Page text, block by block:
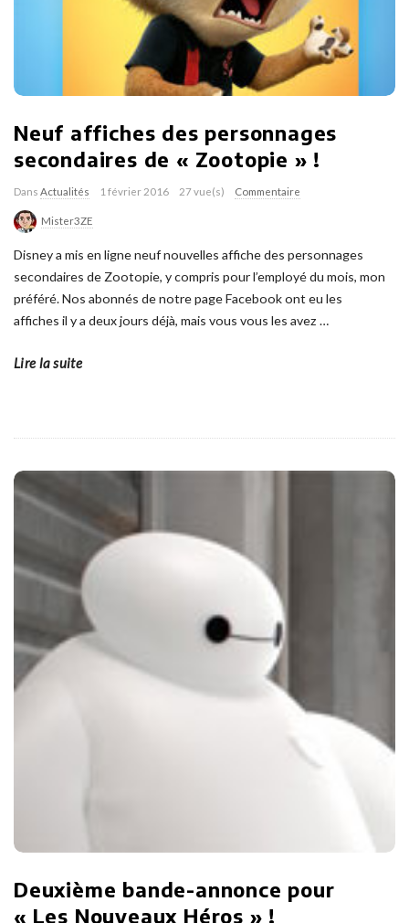
Neuf affiches des personnages
secondaires de « Zootopie » !
Dans Actualités 1 février 2016 27 vue(s) Commentaire
Mister3ZE
Disney a mis en ligne neuf nouvelles affiche des personnages
secondaires de Zootopie, y compris pour l’employé du mois, mon
préféré. Nos abonnés de notre page Facebook ont eu les
affiches il y a deux jours déjà, mais vous vous les avez …
Lire la suite
Deuxième bande-annonce pour
« Les Nouveaux Héros » !